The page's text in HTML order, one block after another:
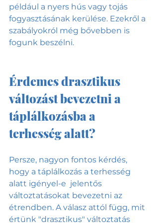
például a nyers hús vagy tojás
fogyasztásának kerülése. Ezekről a
szabályokról még bővebben is
fogunk beszélni.
Érdemes drasztikus
változást bevezetni a
táplálkozásba a
terhesség alatt?
Persze, nagyon fontos kérdés,
hogy a táplálkozás a terhesség
alatt igényel-e  jelentős
változtatásokat bevezetni az
étrendben. A válasz attól függ, mit
értünk "drasztikus" változtatás